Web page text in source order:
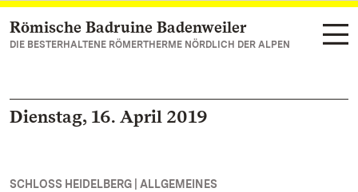
Zum Hauptinhalt springen
Römische Badruine Badenweiler
DIE BESTERHALTENE RÖMERTHERME NÖRDLICH DER ALPEN
Dienstag, 16. April 2019
SCHLOSS HEIDELBERG | ALLGEMEINES